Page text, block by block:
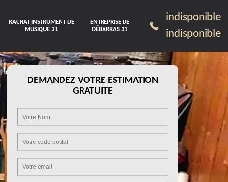
RACHAT INSTRUMENT DE
MUSIQUE 31
ENTREPRISE DE
DÉBARRAS 31
indisponible
indisponible
DEMANDEZ VOTRE ESTIMATION
GRATUITE